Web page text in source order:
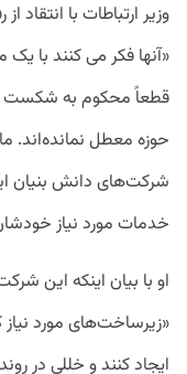
وزیر ارتباطات با
«آنها فکر می کنند با
قطعاً محکوم به شکست
حوزه معطل نمانده‌اند.
شرکت‌های دانش بنیان
خدمات مورد نیاز
او با بیان اینکه این
«زیرساخت‌های مورد نیاز
ایجاد کنند و خللی در